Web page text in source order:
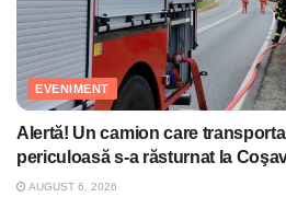
EVENIMENT
Alertă! Un camion care
periculoasă s-a răsturnat la
AUGUST 6, 2026